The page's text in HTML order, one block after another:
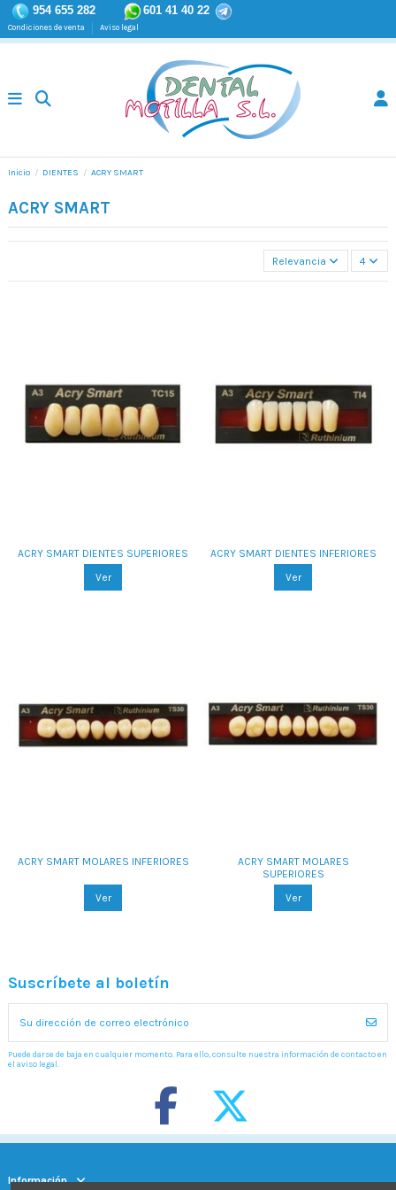
954 655 282 601 41 40 22
Condiciones de venta Aviso legal
Inicio DIENTES ACRY SMART
ACRY SMART
Relevancia 4
ACRY SMART DIENTES SUPERIORES
Ver
ACRY SMART DIENTES INFERIORES
Ver
ACRY SMART MOLARES INFERIORES
Ver
ACRY SMART MOLARES
SUPERIORES
Ver
Suscríbete al boletín
Puede darse de baja en cualquier momento. Para ello, consulte nuestra información de contacto en
el aviso legal.
Información